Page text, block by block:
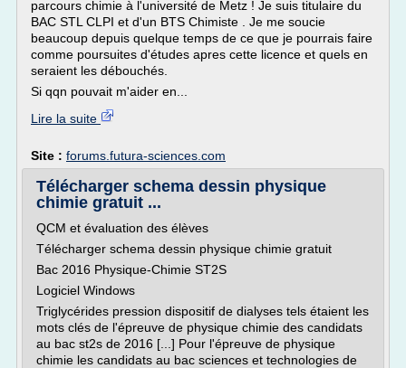
parcours chimie à l'université de Metz ! Je suis titulaire du
BAC STL CLPI et d'un BTS Chimiste . Je me soucie
beaucoup depuis quelque temps de ce que je pourrais faire
comme poursuites d'études apres cette licence et quels en
seraient les débouchés.
Si qqn pouvait m'aider en...
Lire la suite
Site : forums.futura-sciences.com
Télécharger schema dessin physique
chimie gratuit ...
QCM et évaluation des élèves
Télécharger schema dessin physique chimie gratuit
Bac 2016 Physique-Chimie ST2S
Logiciel Windows
Triglycérides pression dispositif de dialyses tels étaient les
mots clés de l'épreuve de physique chimie des candidats
au bac st2s de 2016 [...] Pour l'épreuve de physique
chimie les candidats au bac sciences et technologies de